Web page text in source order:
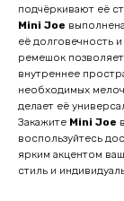
подчёркивают её
Mini Joe
её долговечность
ремешок
внутреннее
необходимых
делает её
Закажите Mini Joe
воспользуйтесь
ярким акцентом
стиль и